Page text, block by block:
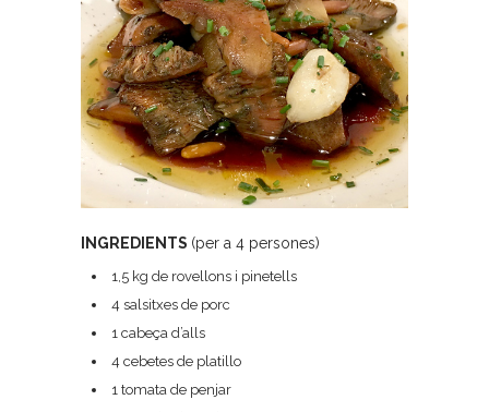
INGREDIENTS (per a 4 persones)
1,5 kg de rovellons i pinetells
4 salsitxes de porc
1 cabeça d’alls
4 cebetes de platillo
1 tomata de penjar